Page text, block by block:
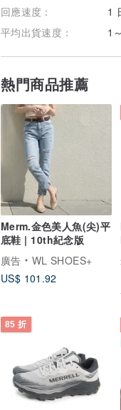
回應速度：
1
平均出貨速度：
1
熱門商品推薦
Merm.金色美人魚(尖)平
底鞋 | 10th紀念版
廣告
WL SHOES+
US$ 101.92
85 折